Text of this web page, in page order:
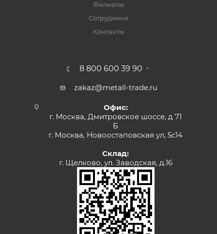
Филиалы
Сотрудники
Контакты
8 800 600 39 90
zakaz@metall-trade.ru
Офис:
г. Москва, Дмитровское шоссе, д 71
Б
г. Москва, Новоостаповская ул, 5с14
Склад:
г. Щелково, ул. Заводская, д.16